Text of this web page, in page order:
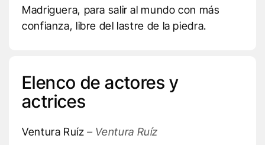
Madriguera, para salir al mundo con más
confianza, libre del lastre de la piedra.
Elenco de actores y
actrices
Ventura Ruíz – Ventura Ruíz